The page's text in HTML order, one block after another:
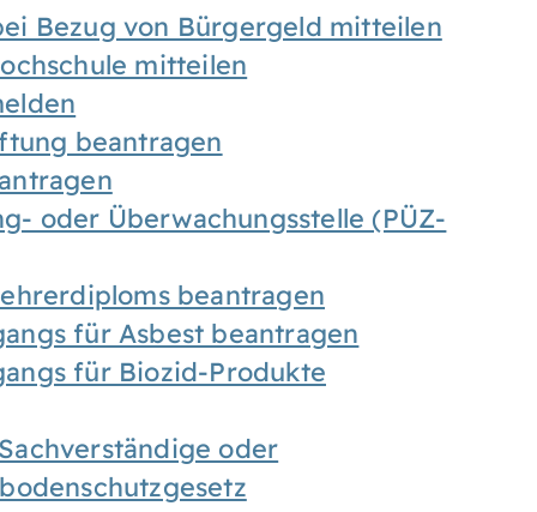
Bezug von Bürgergeld mitteilen
mitteilen
beantragen
oder Überwachungsstelle (PÜZ-
beantragen
für Asbest beantragen
für Biozid-Produkte
oder